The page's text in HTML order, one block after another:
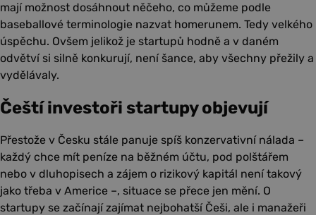
mají možnost dosáhnout něčeho, co můžeme podle
baseballové terminologie nazvat homerunem. Tedy velkého
úspěchu. Ovšem jelikož je startupů hodně a v daném
odvětví si silně konkurují, není šance, aby všechny přežily a
vydělávaly.
Čeští investoři startupy objevují
Přestože v Česku stále panuje spíš konzervativní nálada –
každý chce mít peníze na běžném účtu, pod polštářem
nebo v dluhopisech a zájem o rizikový kapitál není takový
jako třeba v Americe –, situace se přece jen mění. O
startupy se začínají zajímat nejbohatší Češi, ale i manažeři